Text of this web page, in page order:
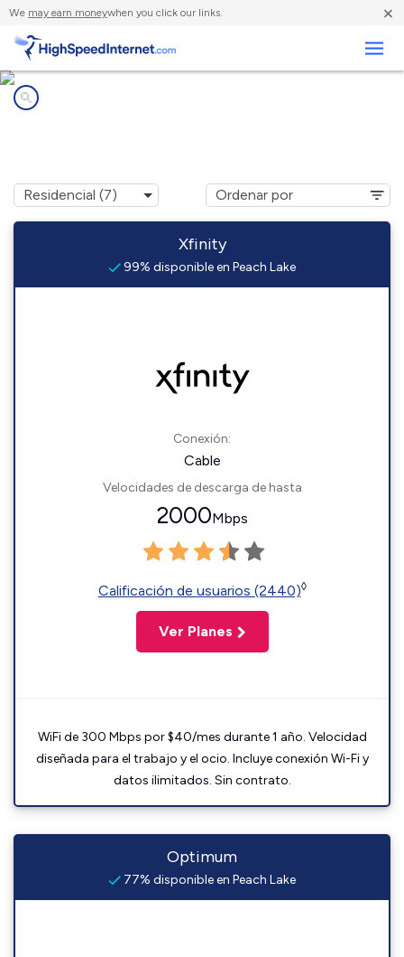
We may earn moneywhen you click our links. ×
Xfinity
99% disponible en Peach Lake
Conexión:
Cable
Velocidades de descarga de hasta
2000Mbps
Calificación de usuarios (2440)◊
Ver Planes
WiFi de 300 Mbps por $40/mes durante 1 año. Velocidad
diseñada para el trabajo y el ocio. Incluye conexión Wi-Fi y
datos ilimitados. Sin contrato.
Optimum
77% disponible en Peach Lake